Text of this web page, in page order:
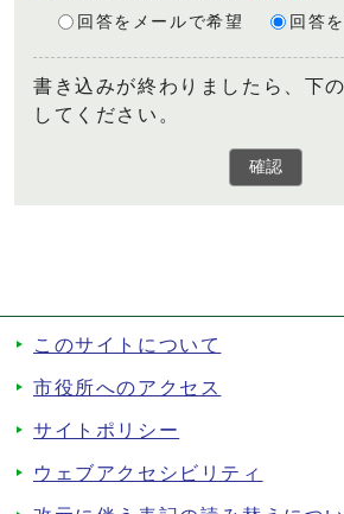
回答をメールで希望 回答
書き込みが終わりましたら、下
してください。
確認
このサイトについて
市役所へのアクセス
サイトポリシー
ウェブアクセシビリティ